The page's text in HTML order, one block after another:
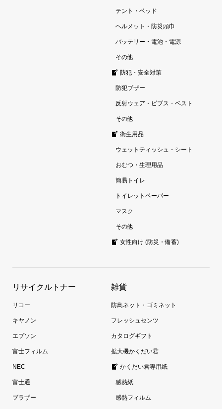
テント・ベッド
ヘルメット・防災頭巾
バッテリー・電池・電源
その他
防犯・安全対策
防犯ブザー
反射ウェア・ビブス・ベスト
その他
衛生用品
ウェットティッシュ・シート
おむつ・生理用品
簡易トイレ
トイレットペーパー
マスク
その他
女性向け (防災・備蓄)
リサイクルトナー
リコー
キヤノン
エプソン
富士フィルム
NEC
富士通
ブラザー
雑貨
防鳥ネット・ゴミネット
フレッシュセンツ
カタログギフト
拡大機かくだい君
かくだい君専用紙
感熱紙
感熱フィルム